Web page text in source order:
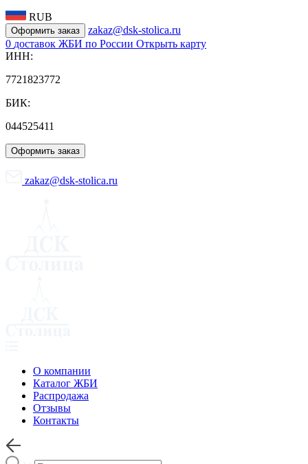
RUB
Оформить заказ
zakaz@dsk-stolica.ru
0 доставок ЖБИ по России Открыть карту
ИНН:
7721823772
БИК:
044525411
Оформить заказ
zakaz@dsk-stolica.ru
О компании
Каталог ЖБИ
Распродажа
Отзывы
Контакты